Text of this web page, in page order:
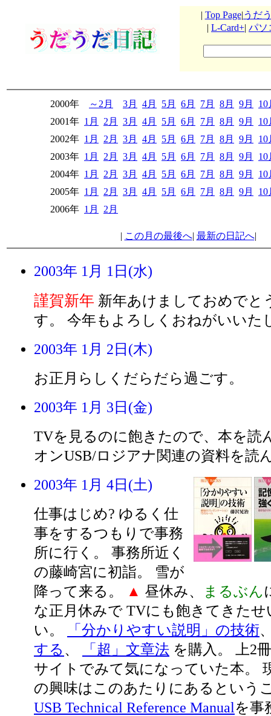
| Top Page| うだ
| L-Card+| パソ
2000年 ～2月 3月 4月 5月 6月 7月 8月 9月
10
2001年 1月 2月 3月 4月 5月 6月 7月 8月 9月
10
2002年 1月 2月 3月 4月 5月 6月 7月 8月 9月
10
2003年 1月 2月 3月 4月 5月 6月 7月 8月 9月
10
2004年 1月 2月 3月 4月 5月 6月 7月 8月 9月
10
2005年 1月 2月 3月 4月 5月 6月 7月 8月 9月
10
2006年 1月 2月
| この月の最後へ| 最新の日記へ|
2003年 1月 1日(水)
謹賀新年 新年あけましておめでと
す。 今年もよろしくおねがいいた
2003年 1月 2日(木)
お正月らしくだらだら過ごす。
2003年 1月 3日(金)
TVを見るのに飽きたので、本を読
オンUSB/ロジアナ関連の資料を読
2003年 1月 4日(土)
仕事はじめ? ゆるく仕
事をするつもりで事務
所に行く。 事務所近く
の藤崎宮に初詣。 雪が
降って来る。
▲ 昼休み、 まるぶん
な正月休みで TVにも飽きてきたせ
い。
「分かりやすい説明」の技術
する 、 「超」文章法 を購入。 上2
サイトでみて気になっていた本。
の興味はこのあたりにあるという
USB Technical Reference Manualを事